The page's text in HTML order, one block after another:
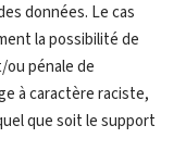
données. Le cas
la possibilité de
pénale de
à caractère raciste,
que soit le support